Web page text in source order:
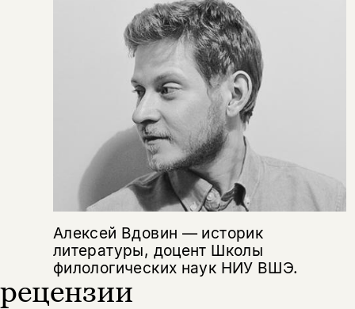
Алексей Вдовин — историк
литературы, доцент Школы
филологических наук НИУ ВШЭ.
рецензии
Поделиться
Копировать
ссылку
Вконтакте Телеграм Дзен
Я соглашаюсь сПолитикой конфиденциальности
подписаться
Я соглашаюсь сПолитикой конфиденциальности
подписаться
Скажите, пожалуйста,
вам уже исполнилось 18 лет?
да
нет, вернуться назад